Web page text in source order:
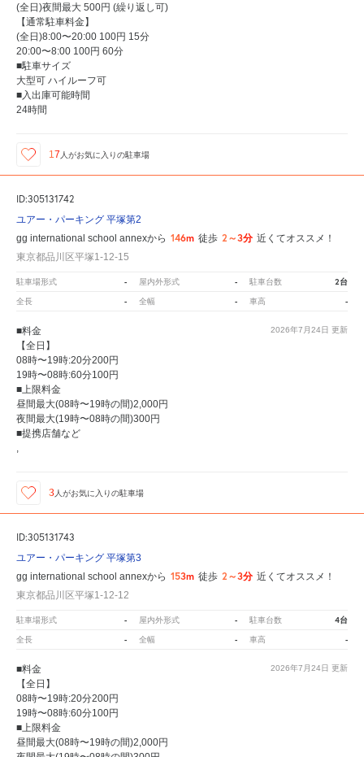
(全日)夜間最大 500円 (繰り返し可)
【通常駐車料金】
(全日)8:00〜20:00 100円 15分
20:00〜8:00 100円 60分
■駐車サイズ
大型可 ハイルーフ可
■入出庫可能時間
24時間
17 人がお気に入りの駐車場
ID:305131742
ユアー・パーキング 平塚第2
gg international school annexから 146m 徒歩 2～3分 近くてオススメ！
東京都品川区平塚1-12-15
駐車場形式 - 屋内外形式 - 駐車台数 2台
全長 - 全幅 - 車高 -
2026年7月24日 更新
■料金
【全日】
08時〜19時:20分200円
19時〜08時:60分100円
■上限料金
昼間最大(08時〜19時の間)2,000円
夜間最大(19時〜08時の間)300円
■提携店舗など
,
3人がお気に入りの駐車場
ID:305131743
ユアー・パーキング 平塚第3
gg international school annexから 153m 徒歩 2～3分 近くてオススメ！
東京都品川区平塚1-12-12
駐車場形式 - 屋内外形式 - 駐車台数 4台
全長 - 全幅 - 車高 -
2026年7月24日 更新
■料金
【全日】
08時〜19時:20分200円
19時〜08時:60分100円
■上限料金
昼間最大(08時〜19時の間)2,000円